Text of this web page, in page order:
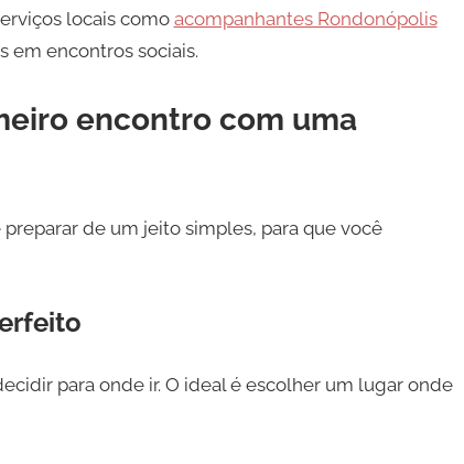
locais como acompanhantes Rondonópolis
em encontros sociais.
encontro com uma
de um jeito simples, para que você
para onde ir. O ideal é escolher um lugar onde